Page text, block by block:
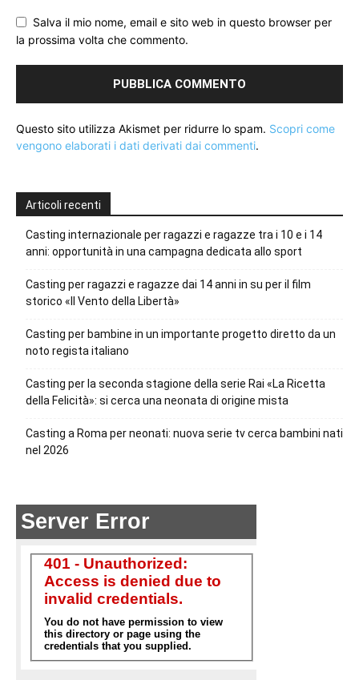
Salva il mio nome, email e sito web in questo browser per
la prossima volta che commento.
Questo sito utilizza Akismet per ridurre lo spam. Scopri come
vengono elaborati i dati derivati dai commenti.
Articoli recenti
Casting internazionale per ragazzi e ragazze tra i 10 e i 14
anni: opportunità in una campagna dedicata allo sport
Casting per ragazzi e ragazze dai 14 anni in su per il film
storico «Il Vento della Libertà»
Casting per bambine in un importante progetto diretto da un
noto regista italiano
Casting per la seconda stagione della serie Rai «La Ricetta
della Felicità»: si cerca una neonata di origine mista
Casting a Roma per neonati: nuova serie tv cerca bambini nati
nel 2026